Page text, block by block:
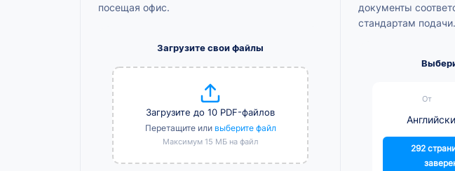
посещая офис.
Загрузите свои файлы
Загрузите до 10 PDF-файлов
Перетащите или выберите файл
Максимум 15 МБ на файл
документы
стандартам подачи.
От
292